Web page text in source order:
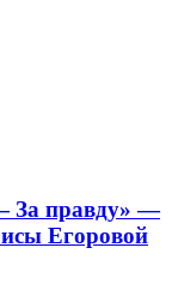
За правду» —
Егоровой